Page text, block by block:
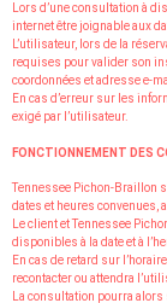
Lors d’une consultation à
internet être joignable aux
L’utilisateur, lors de la
requises pour valider son
coordonnées et adresse e-
En cas d’erreur sur les
exigé par l’utilisateur.
FONCTIONNEMENT DES
Tennessee Pichon-Braillon
dates et heures convenues,
Le client et Tennessee
disponibles à la date et à
En cas de retard sur
recontacter ou attendra
La consultation pourra